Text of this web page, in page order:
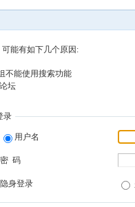
能有如下几个原因:
不能使用搜索功能
坛
录
用户名
密 码
隐身登录